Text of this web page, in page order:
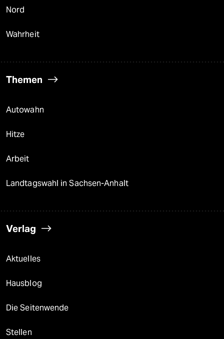
Nord
Wahrheit
Themen
Autowahn
Hitze
Arbeit
Landtagswahl in Sachsen-Anhalt
Verlag
Aktuelles
Hausblog
Die Seitenwende
Stellen